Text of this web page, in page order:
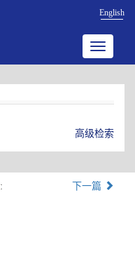
English
Toggle
高级检索
:
下一篇